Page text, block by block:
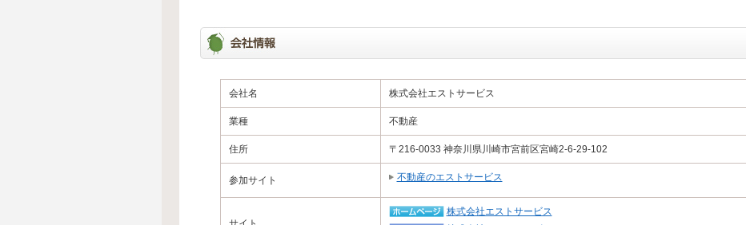
会社名 株式会社エストサービス
業種 不動産
住所 〒216-0033 神奈川県川崎市宮前区宮崎2-6-29-102
参加サイト 不動産のエストサービス
株式会社エストサービス